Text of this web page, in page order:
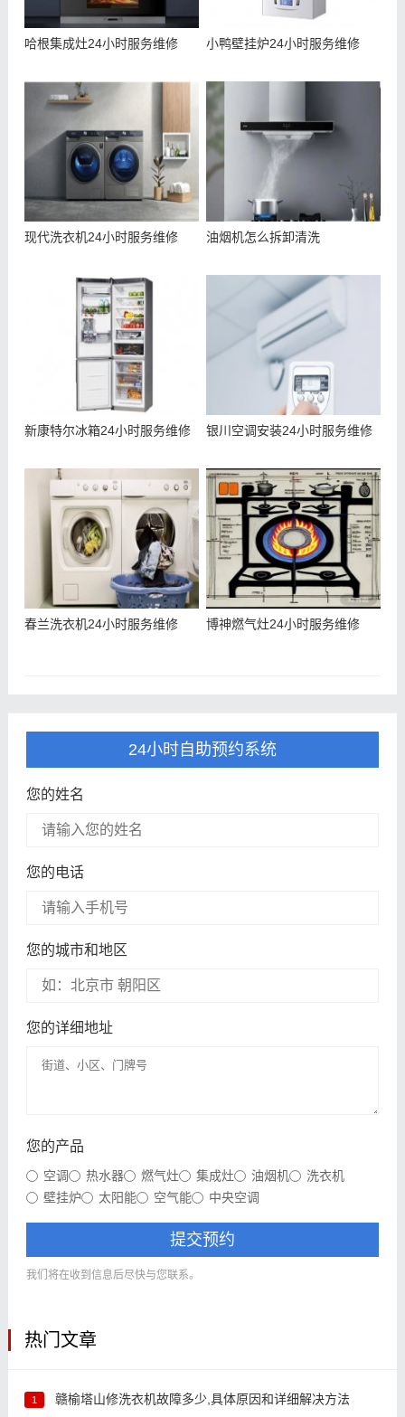
哈根集成灶24小时服务维修 小鸭壁挂炉24小时服务维修
现代洗衣机24小时服务维修 油烟机怎么拆卸清洗
新康特尔冰箱24小时服务维修 银川空调安装24小时服务维修
春兰洗衣机24小时服务维修 博神燃气灶24小时服务维修
24小时自助预约系统
您的姓名
您的电话
您的城市和地区
您的详细地址
您的产品
空调 热水器 燃气灶 集成灶 油烟机
洗衣机
壁挂炉
太阳能 空气能 中央空调
提交预约
我们将在收到信息后尽快与您联系。
热门文章
1 赣榆塔山修洗衣机故障多少,具体原因和详细解决方法